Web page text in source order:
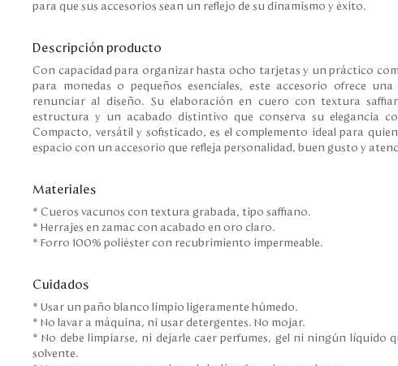
para que sus accesorios sean un reflejo de su dinamismo y éxito.
Descripción producto
Con capacidad para organizar hasta ocho tarjetas y un práctico
para monedas o pequeños esenciales, este accesorio ofrece
renunciar al diseño. Su elaboración en cuero con textura
estructura y un acabado distintivo que conserva su elegancia
Compacto, versátil y sofisticado, es el complemento ideal para
espacio con un accesorio que refleja personalidad, buen gusto y
Materiales
* Cueros vacunos con textura grabada, tipo saffiano.
* Herrajes en zamac con acabado en oro claro.
* Forro 100% poliéster con recubrimiento impermeable.
Cuidados
* Usar un paño blanco limpio ligeramente húmedo.
* No lavar a máquina, ni usar detergentes. No mojar.
* No debe limpiarse, ni dejarle caer perfumes, gel ni ningún líquido
solvente.